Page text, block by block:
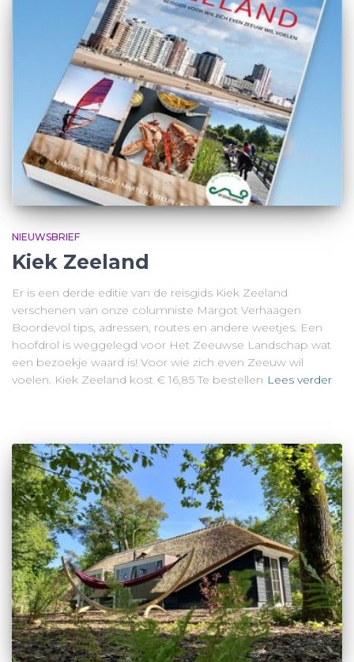
NIEUWSBRIEF
Kiek Zeeland
Er is een derde editie van de reisgids Kiek Zeeland
verschenen van onze columniste Margot Verhaagen
Boordevol tips, adressen, routes en andere weetjes. Een
hoofdrol is weggelegd voor Het Zeeuwse Landschap wat
een bezoekje waard is! Voor wie zich even Zeeuw wil
voelen. Kiek Zeeland kost € 16,85 Te bestellen Lees verder